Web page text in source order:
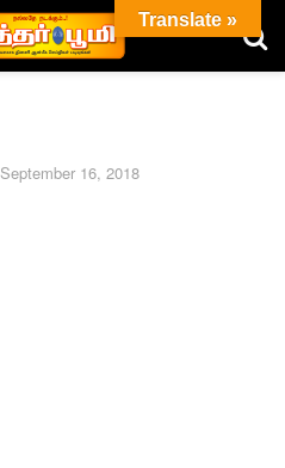
September 16, 2018
Translate »